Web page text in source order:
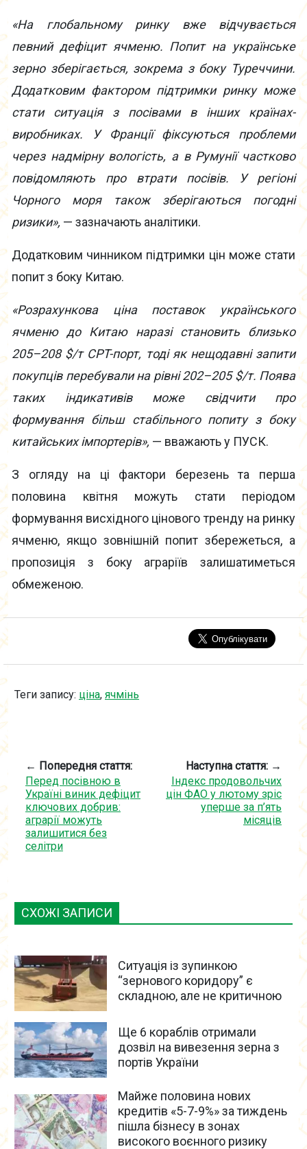
«На глобальному ринку вже відчувається
певний дефіцит ячменю. Попит на українське
зерно зберігається, зокрема з боку Туреччини.
Додатковим фактором підтримки ринку може
стати ситуація з посівами в інших країнах-
виробниках. У Франції фіксуються проблеми
через надмірну вологість, а в Румунії частково
повідомляють про втрати посівів. У регіоні
Чорного моря також зберігаються погодні
ризики», — зазначають аналітики.
Додатковим чинником підтримки цін може стати
попит з боку Китаю.
«Розрахункова ціна поставок українського
ячменю до Китаю наразі становить близько
205–208 $/т CPT-порт, тоді як нещодавні запити
покупців перебували на рівні 202–205 $/т. Поява
таких індикативів може свідчити про
формування більш стабільного попиту з боку
китайських імпортерів», — вважають у ПУСК.
З огляду на ці фактори березень та перша
половина квітня можуть стати періодом
формування висхідного цінового тренду на ринку
ячменю, якщо зовнішній попит збережеться, а
пропозиція з боку аграріїв залишатиметься
обмеженою.
Теги запису: ціна, ячмінь
← Попередня стаття:
Перед посівною в
Україні виник дефіцит
ключових добрив:
аграрії можуть
залишитися без
селітри
Наступна стаття: →
Індекс продовольчих
цін ФАО у лютому зріс
уперше за п’ять
місяців
СХОЖІ ЗАПИСИ
Ситуація із зупинкою
“зернового коридору” є
складною, але не критичною
Ще 6 кораблів отримали
дозвіл на вивезення зерна з
портів України
Майже половина нових
кредитів «5-7-9%» за тиждень
пішла бізнесу в зонах
високого воєнного ризику